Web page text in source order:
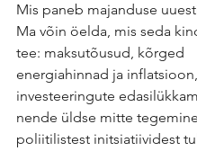
Mis paneb majanduse
Ma võin öelda, mis seda
tee: maksutõusud, kõrged
energiahinnad ja inflatsioon,
investeeringute
nende üldse mitte
poliitilistest initsiatiividest